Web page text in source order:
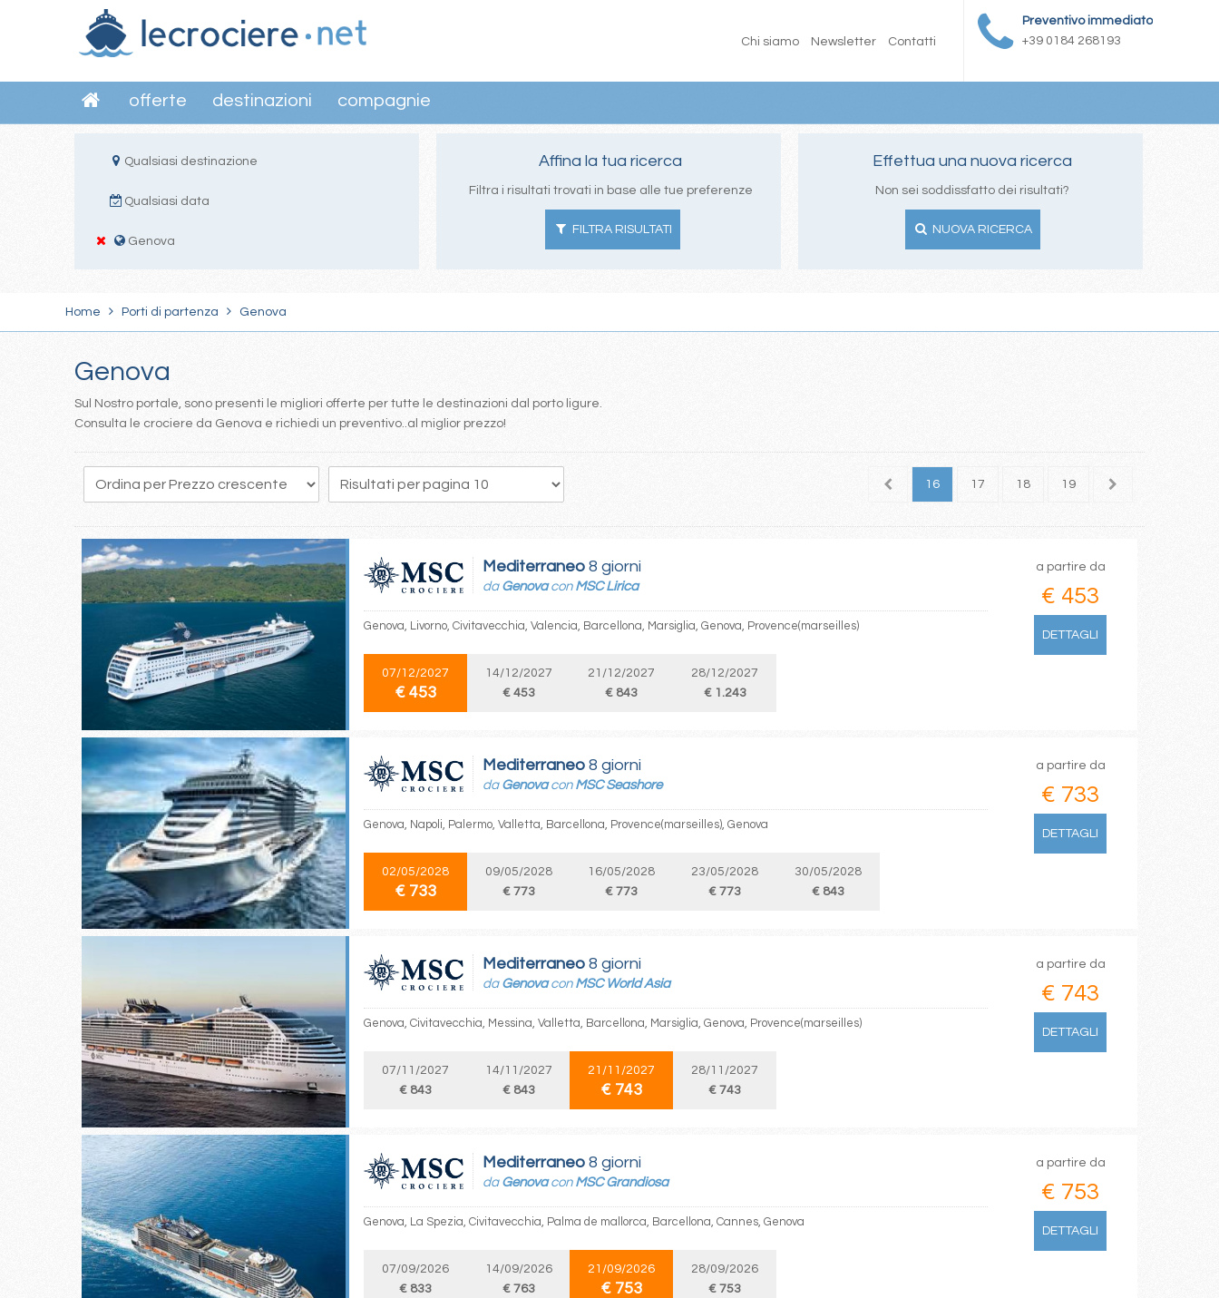
Preventivo immediato
+39 0184 268193
Chi siamo Newsletter Contatti
offerte destinazioni compagnie
Qualsiasi destinazione
Qualsiasi data
Genova
Affina la tua ricerca
Filtra i risultati trovati in base alle tue preferenze
FILTRA RISULTATI
Effettua una nuova ricerca
Non sei soddissfatto dei risultati?
NUOVA RICERCA
Home Porti di partenza Genova
Genova
Sul Nostro portale, sono presenti le migliori offerte per tutte le destinazioni dal porto ligure.
Consulta le crociere da Genova e richiedi un preventivo..al miglior prezzo!
1 3 4 5 6 15 16 17 18 19 20
Mediterraneo 8 giorni
da Genovacon MSC Lirica
Genova, Livorno, Civitavecchia, Valencia, Barcellona, Marsiglia, Genova, Provence(marseilles)
07/12/2027
€ 453
14/12/2027
€ 453
21/12/2027
€ 843
28/12/2027
€ 1.243
a partire da
€ 453
DETTAGLI
Mediterraneo 8 giorni
da Genovacon MSC Seashore
Genova, Napoli, Palermo, Valletta, Barcellona, Provence(marseilles), Genova
02/05/2028
€ 733
09/05/2028
€ 773
16/05/2028
€ 773
23/05/2028
€ 773
30/05/2028
€ 843
a partire da
€ 733
DETTAGLI
Mediterraneo 8 giorni
da Genovacon MSC World Asia
Genova, Civitavecchia, Messina, Valletta, Barcellona, Marsiglia, Genova, Provence(marseilles)
07/11/2027
€ 843
14/11/2027
€ 843
21/11/2027
€ 743
28/11/2027
€ 743
a partire da
€ 743
DETTAGLI
Mediterraneo 8 giorni
da Genovacon MSC Grandiosa
Genova, La Spezia, Civitavecchia, Palma de mallorca, Barcellona, Cannes, Genova
07/09/2026
€ 833
14/09/2026
€ 763
21/09/2026
€ 753
28/09/2026
€ 753
a partire da
€ 753
DETTAGLI